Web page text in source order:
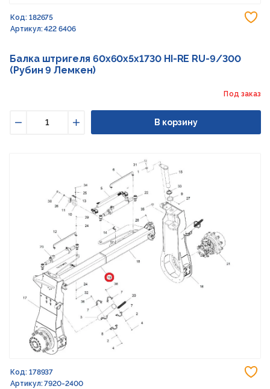
Код: 182675
Артикул: 422 6406
Балка штригеля 60x60x5x1730 HI-RE RU-9/300
(Рубин 9 Лемкен)
Под заказ
Увеличить
В корзину
Код: 178937
Артикул: 7920-2400